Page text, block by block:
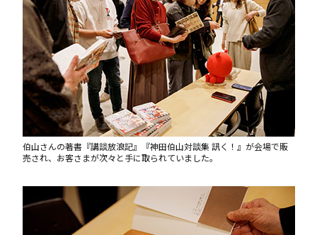
伯山さんの著書『講談放浪記』『神田伯山対談集 訊く！』が会場で販
売され、お客さまが次々と手に取られていました。